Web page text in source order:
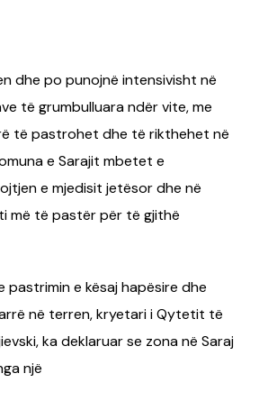
dhe po punojnë intensivisht në
të grumbulluara ndër vite, me
të pastrohet dhe të rikthehet në
e Sarajit mbetet e
e mjedisit jetësor dhe në
më të pastër për të gjithë
pastrimin e kësaj hapësire dhe
në terren, kryetari i Qytetit të
ka deklaruar se zona në Saraj
një